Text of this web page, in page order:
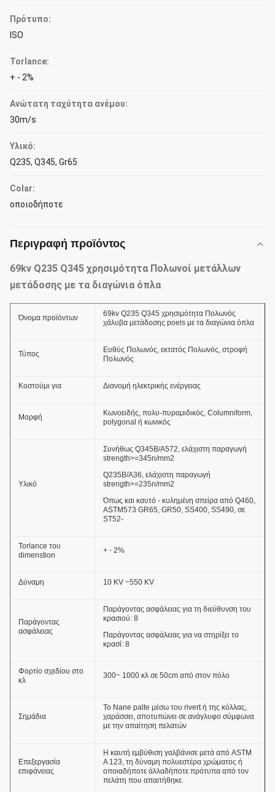
Πρότυπο:
ISO
Torlance:
+ - 2%
Ανώτατη ταχύτητα ανέμου:
30m/s
Υλικό:
Q235, Q345, Gr65
Colar:
οποιοδήποτε
Περιγραφή προϊόντος
69kv Q235 Q345 χρησιμότητα Πολωνοί μετάλλων
μετάδοσης με τα διαγώνια όπλα
Όνομα προϊόντων
69kv Q235 Q345 χρησιμότητα Πολωνός
χάλυβα μετάδοσης poels με τα διαγώνια όπλα
Τύπος
Ευθύς Πολωνός, εκτατός Πολωνός, στροφή
Πολωνός
Κοστούμι για Διανομή ηλεκτρικής ενέργειας
Μορφή
Κωνοειδής, πολυ-πυραμιδικός, Columniform,
polygonal ή κωνικός
Υλικό
Συνήθως Q345B/A572, ελάχιστη παραγωγή
strength>=345n/mm2
Q235B/A36, ελάχιστη παραγωγή
strength>=235n/mm2
Όπως και καυτό - κυλημένη σπείρα από Q460,
ASTM573 GR65, GR50, SS400, SS490, σε
ST52-
Torlance του
dimenstion
+ - 2%
Δύναμη 10 KV ~550 KV
Παράγοντας
ασφάλειας
Παράγοντας ασφάλειας για τη διεύθυνση του
κρασιού: 8
Παράγοντας ασφάλειας για να στηρίξει το
κρασί: 8
Φορτίο σχεδίου στο
κλ
300~ 1000 κλ σε 50cm από στον πόλο
Σημάδια
Το Nane palte μέσω του rivert ή της κόλλας,
χαράσσει, αποτυπώνει σε ανάγλυφο σύμφωνα
με την απαίτηση πελατών
Επεξεργασία
επιφάνειας
Η καυτή εμβύθιση γαλβάνισε μετά από ASTM
Α 123, τη δύναμη πολυεστέρα χρώματος ή
οποιαδήποτε άλλαδήποτε πρότυπα από τον
πελάτη που απαιτήθηκε.